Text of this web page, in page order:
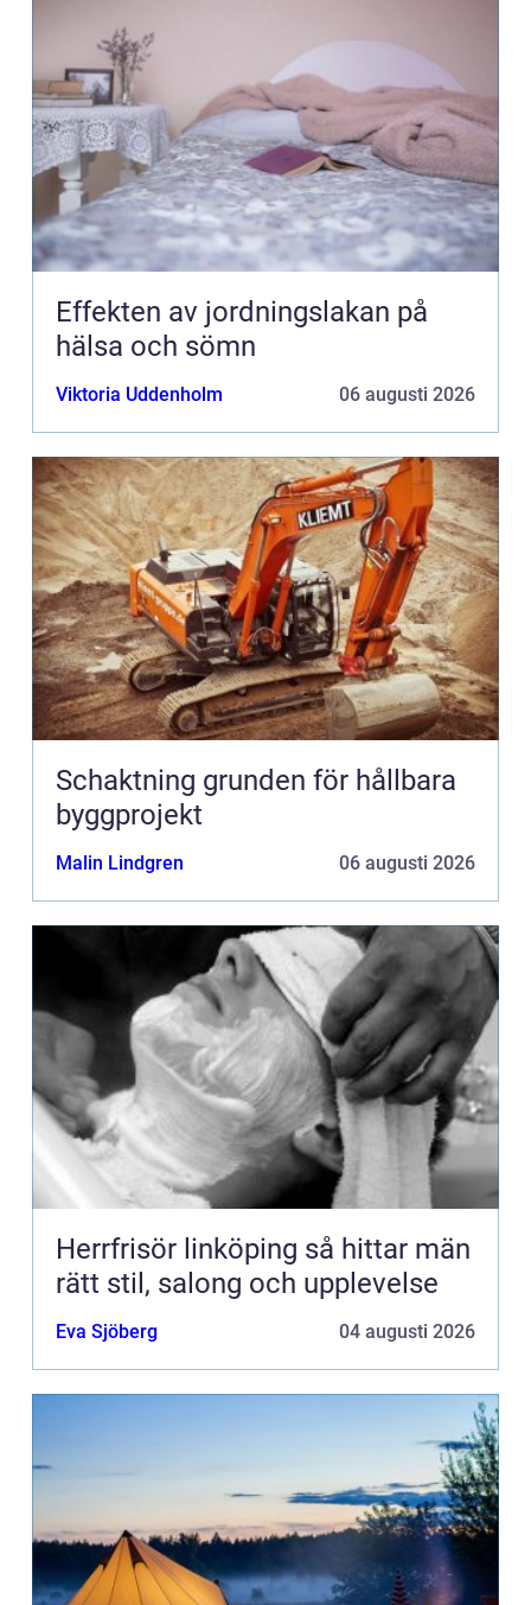
Effekten av jordningslakan på
hälsa och sömn
Viktoria Uddenholm 06 augusti 2026
Schaktning grunden för hållbara
byggprojekt
Malin Lindgren 06 augusti 2026
Herrfrisör linköping så hittar män
rätt stil, salong och upplevelse
Eva Sjöberg 04 augusti 2026